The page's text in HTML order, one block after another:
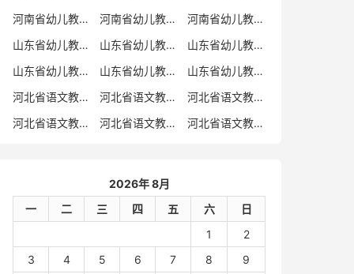
河南省幼儿教师招聘考试真题卷
河南省幼儿教师编制考试真题
河南省幼儿教师编制考试真题卷
山东省幼儿教师招聘
山东省幼儿教师考试
山东省幼儿教师招聘考试真题
山东省幼儿教师招聘考试真题卷
山东省幼儿教师编制考试真题
山东省幼儿教师编制考试真题卷
河北省语文教师招聘
河北省语文教师招聘考试真题
河北省语文教师招聘考试真题卷
河北省语文教师编制考试真题
河北省语文教师编制考试真题卷 河北省语文教师考试
2026年 8月
一
二 三 四 五 六
日
1
2
3
4 5 6 7 8
9